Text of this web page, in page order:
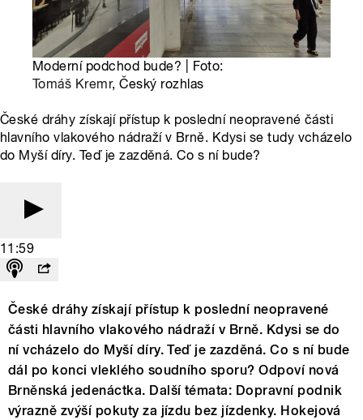
Moderní podchod bude? | Foto:
Tomáš Kremr, Český rozhlas
České dráhy získají přístup k poslední neopravené části
hlavního vlakového nádraží v Brně. Kdysi se tudy vcházelo
do Myší díry. Teď je zazděná. Co s ní bude?
11:59
České dráhy získají přístup k poslední neopravené
části hlavního vlakového nádraží v Brně. Kdysi se do
ní vcházelo do Myší díry. Teď je zazděná. Co s ní bude
dál po konci vleklého soudního sporu? Odpoví nová
Brněnská jedenáctka. Další témata: Dopravní podnik
výrazně zvýší pokuty za jízdu bez jízdenky. Hokejová